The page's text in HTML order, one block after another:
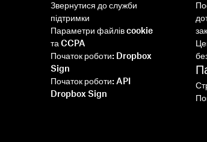
Звернутися до служби
підтримки
Параметри файлів cookie
та CCPA
Початок роботи: Dropbox
Sign
Початок роботи: API
Dropbox Sign